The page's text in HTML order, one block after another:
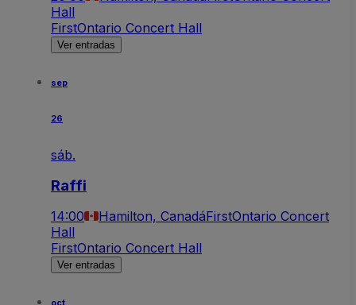
Hall
FirstOntario Concert Hall
Ver entradas
sep
26
sáb.
Raffi
14:00 Hamilton, CanadáFirstOntario Concert
Hall
FirstOntario Concert Hall
Ver entradas